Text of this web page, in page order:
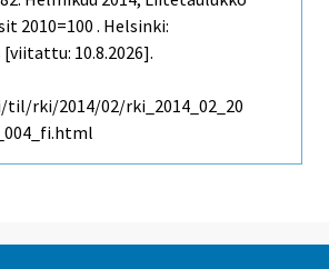
2010=100 . Helsinki:
10.8.2026].
rki/2014/02/rki_2014_02_20